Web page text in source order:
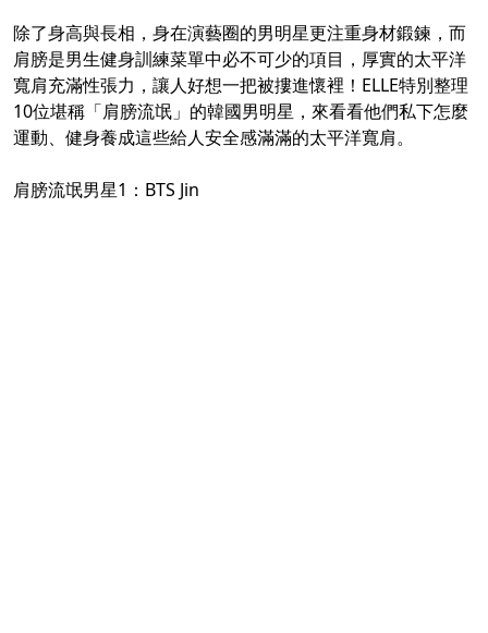
除了身高與長相，身在演藝圈的男明星更注重身材鍛鍊，而
肩膀是男生健身訓練菜單中必不可少的項目，厚實的太平洋
寬肩充滿性張力，讓人好想一把被摟進懷裡！ELLE特別整理
10位堪稱「肩膀流氓」的韓國男明星，來看看他們私下怎麼
運動、健身養成這些給人安全感滿滿的太平洋寬肩。
肩膀流氓男星1：BTS Jin